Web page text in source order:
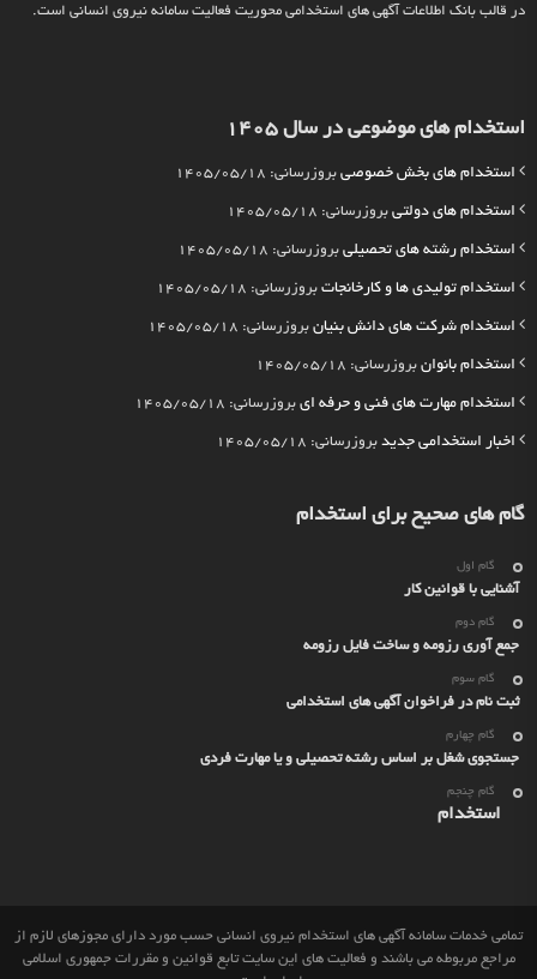
در قالب بانک اطلاعات آگهی های استخدامی محوریت فعالیت سامانه نیروی انسانی است.
استخدام های موضوعی در سال 1405
استخدام های بخش خصوصی بروزرسانی: 1405/05/18
استخدام های دولتی بروزرسانی: 1405/05/18
استخدام رشته های تحصیلی بروزرسانی: 1405/05/18
استخدام تولیدی ها و کارخانجات بروزرسانی: 1405/05/18
استخدام شرکت های دانش بنیان بروزرسانی: 1405/05/18
استخدام بانوان بروزرسانی: 1405/05/18
استخدام مهارت های فنی و حرفه ای بروزرسانی: 1405/05/18
اخبار استخدامی جدید بروزرسانی: 1405/05/18
گام های صحیح برای استخدام
گام اول
آشنایی با قوانین کار
گام دوم
جمع آوری رزومه و ساخت فایل رزومه
گام سوم
ثبت نام در فراخوان آگهی های استخدامی
گام چهارم
جستجوی شغل بر اساس رشته تحصیلی و یا مهارت فردی
گام چنجم
استخدام
تمامی خدمات سامانه آگهی های استخدام نیروی انسانی حسب مورد دارای مجوزهای لازم از
مراجع مربوطه می باشند و فعالیت های این سایت تابع قوانین و مقررات جمهوری اسلامی